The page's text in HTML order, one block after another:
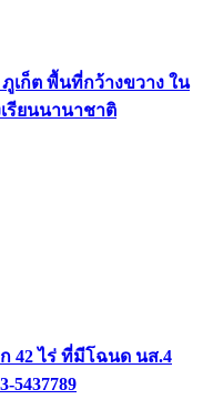
ภูเก็ต พื้นที่กว้างขวาง ใน
รียนนานาชาติ
42 ไร่ ที่มีโฉนด นส.4
5437789